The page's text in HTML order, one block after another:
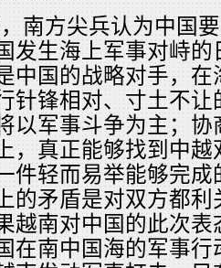
南方尖兵认为中国
发生海上军事对峙
中国的战略对手，
针锋相对、寸土不
以军事斗争为主；
，真正能够找到中
件轻而易举能够完
的矛盾是对双方都
越南对中国的此次
在南中国海的军事